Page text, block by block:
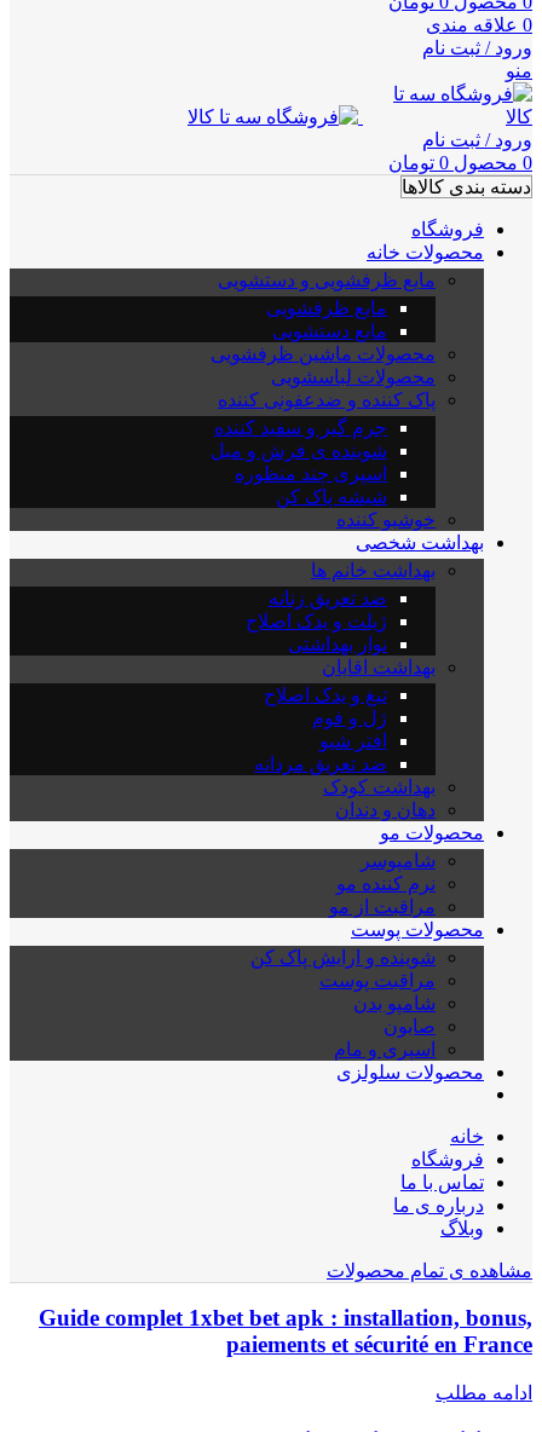
0 علاقه مندی
ورود / ثبت نام
منو
ورود / ثبت نام
0 محصول 0 تومان
دسته بندی کالاها
فروشگاه
محصولات خانه
مایع ظرفشویی و دستشویی
مایع ظرفشویی
مایع دستشویی
محصولات ماشین ظرفشویی
محصولات لباسشویی
پاک کننده و ضدعفونی کننده
جرم گیر و سفید کننده
شوینده ی فرش و مبل
اسپری چند منظوره
شیشه پاک کن
خوشبو کننده
بهداشت شخصی
بهداشت خانم ها
ضد تعریق زنانه
ژیلت و یدک اصلاح
نوار بهداشتی
بهداشت اقایان
تیغ و یدک اصلاح
ژل و فوم
افتر شیو
ضد تعریق مردانه
بهداشت کودک
دهان و دندان
محصولات مو
شامپوسر
نرم کننده مو
مراقبت از مو
محصولات پوست
شوینده و ارایش پاک کن
مراقبت پوست
شامپو بدن
صابون
اسپری و مام
محصولات سلولزی
خانه
فروشگاه
تماس با ما
درباره ی ما
وبلاگ
مشاهده ی تمام محصولات
Guide complet 1xbet bet apk : installation, bonus,
paiements et sécurité en France
ادامه مطلب